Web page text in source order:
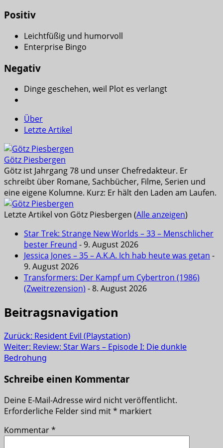
Positiv
Leichtfüßig und humorvoll
Enterprise Bingo
Negativ
Dinge geschehen, weil Plot es verlangt
Über
Letzte Artikel
Götz Piesbergen
Götz ist Jahrgang 78 und unser Chefredakteur. Er
schreibt über Romane, Sachbücher, Filme, Serien und
eine eigene Kolumne. Kurz: Er hält den Laden am Laufen.
Letzte Artikel von Götz Piesbergen (Alle anzeigen)
Star Trek: Strange New Worlds – 33 – Menschlicher
bester Freund - 9. August 2026
Jessica Jones – 35 – A.K.A. Ich hab heute was getan -
9. August 2026
Transformers: Der Kampf um Cybertron (1986)
(Zweitrezension) - 8. August 2026
Beitragsnavigation
Zurück: Resident Evil (Playstation)
Weiter: Review: Star Wars – Episode I: Die dunkle
Bedrohung
Schreibe einen Kommentar
Deine E-Mail-Adresse wird nicht veröffentlicht.
Erforderliche Felder sind mit* markiert
Kommentar*